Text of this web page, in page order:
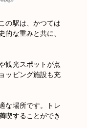
の駅は、かつては
な重みと共に、
観光スポットが点
ッピング施設も充
な場所です。トレ
喫することができ